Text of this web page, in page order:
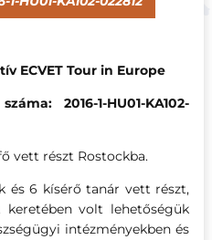
ECVET Tour in Europe
2016-1-HU01-KA102-
vett részt Rostockba.
és 6 kísérő tanár vett részt,
keretében volt lehetőségük
intézményekben és